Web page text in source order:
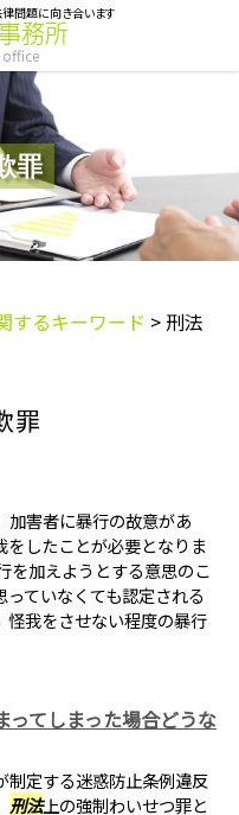
罪
問題に向き合います
務所
するキーワード >刑法
罪
加害者に暴行の故意があ
したことが必要となりま
を加えようとする意思のこ
ていなくても認定される
怪我をさせない程度の暴行
ってしまった場合どうな
制定する迷惑防止条例違反
刑法上の強制わいせつ罪と